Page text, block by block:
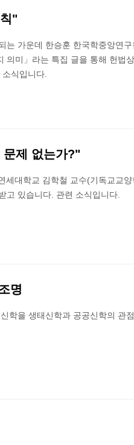
"
는 가운데 한승훈 한국학중앙연구
의미」라는 특집 글을 통해 헌법
식입니다.
문제 없는가?"
세대학교 김학철 교수(기독교교양
고 있습니다. 관련 소식입니다.
명
학을 생태신학과 공공신학의 관